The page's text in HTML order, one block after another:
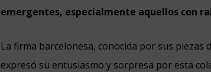
emergentes, especialmente aquellos con
La firma barcelonesa, conocida por sus piezas
expresó su entusiasmo y sorpresa por esta